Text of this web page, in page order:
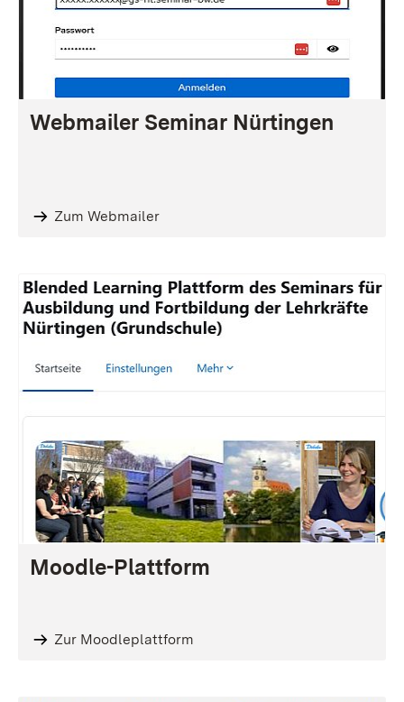
Webmailer Seminar Nürtingen
Zum Webmailer
Moodle-Plattform
Zur Moodleplattform